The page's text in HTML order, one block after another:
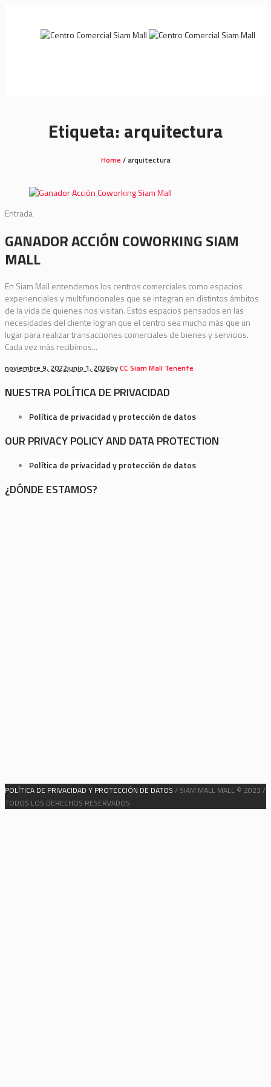
Etiqueta: arquitectura
Home/arquitectura
Entrada
GANADOR ACCIÓN COWORKING SIAM
MALL
En Siam Mall entendemos los centros comerciales como espacios
experienciales y multifuncionales que se integran en distintos ámbitos
de la vida de quienes nos visitan. Estos espacios pensados en las
necesidades del cliente logran que el centro sea mucho más que un
lugar para realizar transacciones comerciales de bienes y servicios.
Cada vez más recibimos...
noviembre 9, 2022junio 1, 2026byCC Siam Mall Tenerife
NUESTRA POLÍTICA DE PRIVACIDAD
Política de privacidad y protección de datos
OUR PRIVACY POLICY AND DATA PROTECTION
Política de privacidad y protección de datos
¿DÓNDE ESTAMOS?
POLÍTICA DE PRIVACIDAD Y PROTECCIÓN DE DATOS / SIAM MALL MALL © 2023 /
TODOS LOS DERECHOS RESERVADOS